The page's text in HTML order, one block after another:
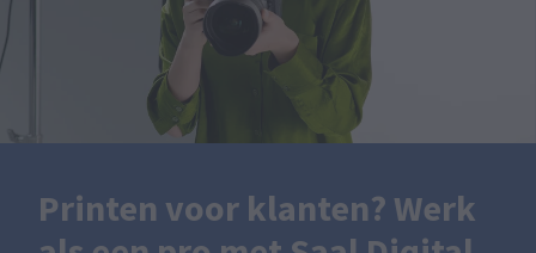
Printen voor klanten? Werk